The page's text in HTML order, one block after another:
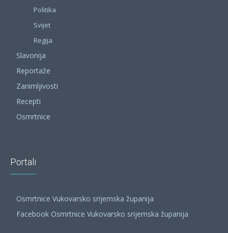
Politika
Svijet
Regija
Slavonija
Reportaže
Zanimljivosti
Recepti
Osmrtnice
Portali
Osmrtnice Vukovarsko srijemska županija
Facebook Osmrtnice Vukovarsko srijemska županija